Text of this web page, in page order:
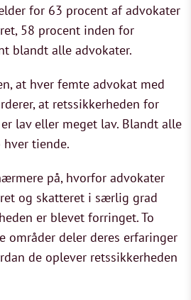
for 63 procent af advokater
58 procent inden for
blandt alle advokater.
at hver femte advokat med
at retssikkerheden for
lav eller meget lav. Blandt alle
tiende.
på, hvorfor advokater
og skatteret i særlig grad
er blevet forringet. To
områder deler deres erfaringer
de oplever retssikkerheden